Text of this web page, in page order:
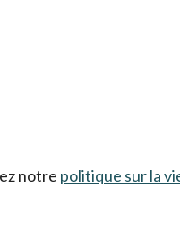
notre politique sur la